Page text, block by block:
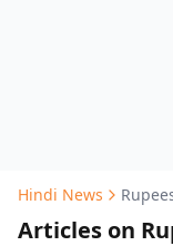
Hindi News
Articles on